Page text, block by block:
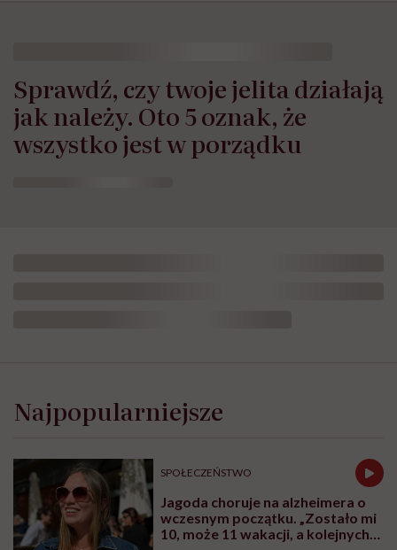
Sprawdź, czy twoje jelita działają
jak należy. Oto 5 oznak, że
wszystko jest w porządku
Najpopularniejsze
SPOŁECZEŃSTWO
Jagoda choruje na alzheimera o
wczesnym początku. „Zostało mi
10, może 11 wakacji, a kolejnych